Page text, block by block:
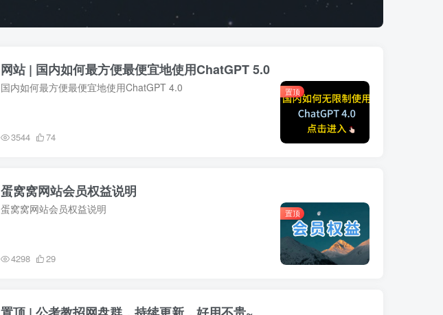
网站 | 国内如何最方便最便宜地使用ChatGPT 5.0
置顶
国内如何最方便最便宜地使用ChatGPT 4.0
3544 74
蛋窝窝网站会员权益说明
置顶
蛋窝窝网站会员权益说明
4298 29